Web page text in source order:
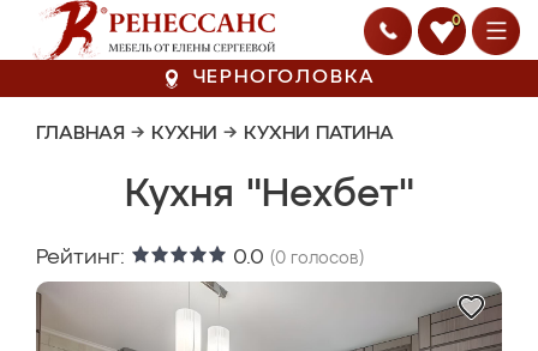
0
ЧЕРНОГОЛОВКА
ГЛАВНАЯ → КУХНИ → КУХНИ ПАТИНА
Кухня "Нехбет"
Рейтинг: 0.0 (0 голосов)